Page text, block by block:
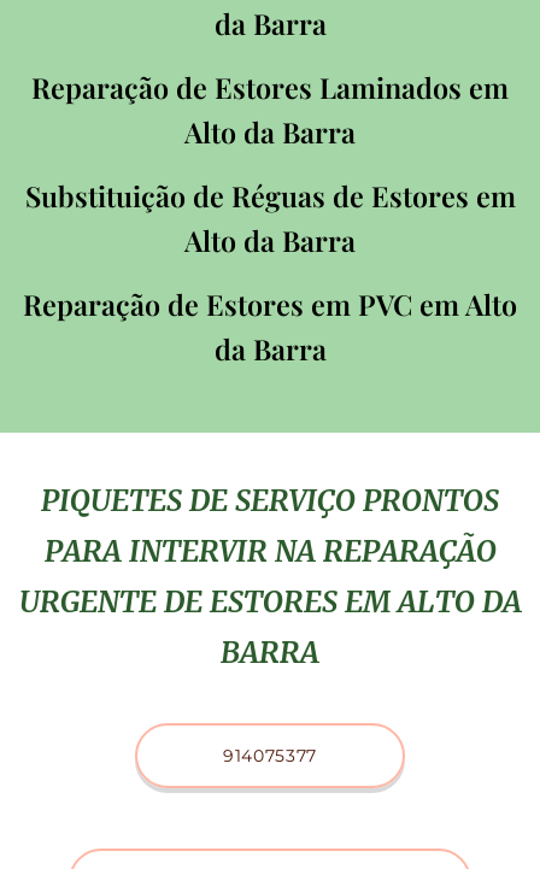
da Barra
Reparação de Estores Laminados em
Alto da Barra
Substituição de Réguas de Estores em
Alto da Barra
Reparação de Estores em PVC em Alto
da Barra
PIQUETES DE SERVIÇO PRONTOS
PARA INTERVIR NA REPARAÇÃO
URGENTE DE ESTORES EM ALTO DA
BARRA
914075377